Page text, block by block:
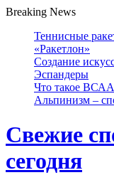
Breaking News
Теннисные
«Ракетлон»
Создание
Эспандеры
Что такое
Альпинизм –
Свежие
сегодня